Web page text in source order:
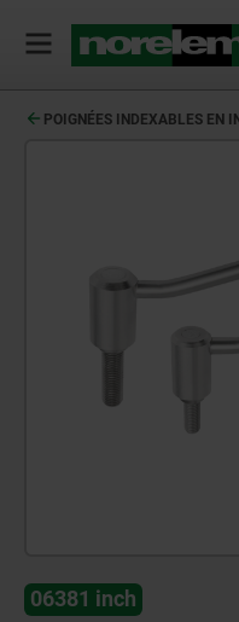
POIGNÉES INDEXABLES EN
06381 inch